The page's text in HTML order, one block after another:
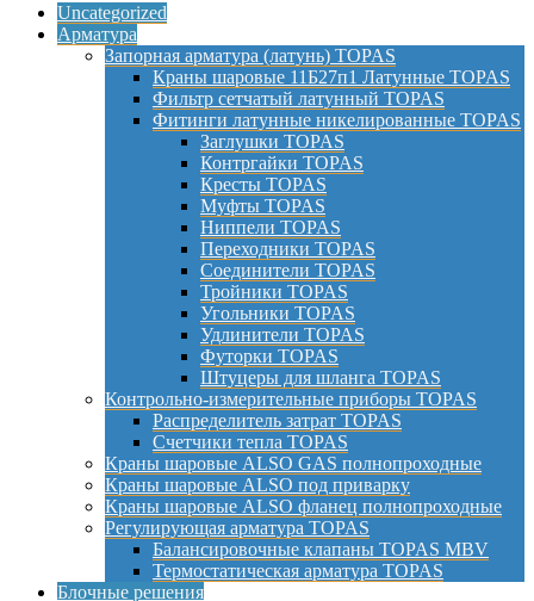
Uncategorized
Арматура
Запорная арматура (латунь) TOPAS
Краны шаровые 11Б27п1 Латунные TOPAS
Фильтр сетчатый латунный TOPAS
Фитинги латунные никелированные TOPAS
Заглушки TOPAS
Контргайки TOPAS
Кресты TOPAS
Муфты TOPAS
Ниппели TOPAS
Переходники TOPAS
Соединители TOPAS
Тройники TOPAS
Угольники TOPAS
Удлинители TOPAS
Футорки TOPAS
Штуцеры для шланга TOPAS
Контрольно-измерительные приборы TOPAS
Распределитель затрат TOPAS
Счетчики тепла TOPAS
Краны шаровые ALSO GAS полнопроходные
Краны шаровые ALSO под приварку
Краны шаровые ALSO фланец полнопроходные
Регулирующая арматура TOPAS
Балансировочные клапаны TOPAS MBV
Термостатическая арматура TOPAS
Блочные решения